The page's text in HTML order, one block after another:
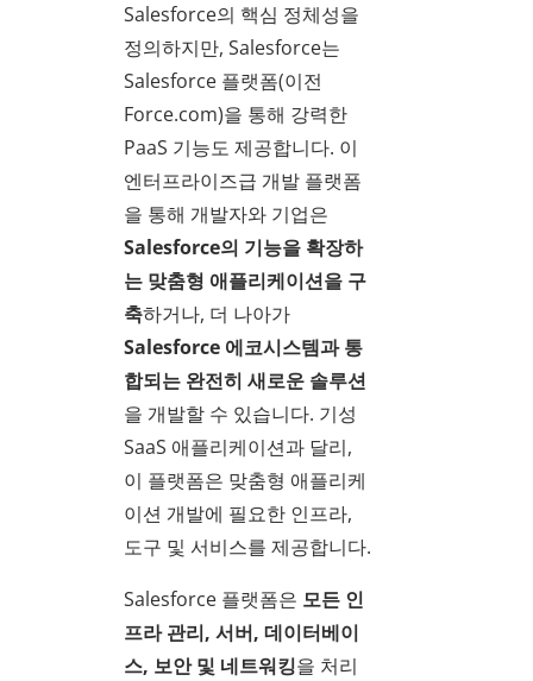
Salesforce의 핵심 정체성을
정의하지만, Salesforce는
Salesforce 플랫폼(이전
Force.com)을 통해 강력한
PaaS 기능도 제공합니다. 이
엔터프라이즈급 개발 플랫폼
을 통해 개발자와 기업은
Salesforce의 기능을 확장하
는 맞춤형 애플리케이션을 구
축하거나, 더 나아가
Salesforce 에코시스템과 통
합되는 완전히 새로운 솔루션
을 개발할 수 있습니다. 기성
SaaS 애플리케이션과 달리,
이 플랫폼은 맞춤형 애플리케
이션 개발에 필요한 인프라,
도구 및 서비스를 제공합니다.
Salesforce 플랫폼은 모든 인
프라 관리, 서버, 데이터베이
스, 보안 및 네트워킹을 처리